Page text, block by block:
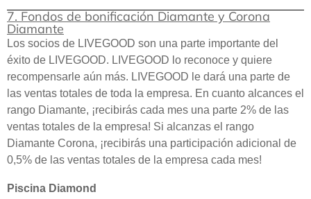
7. Fondos de bonificación Diamante y Corona
Diamante
Los socios de LIVEGOOD son una parte importante del
éxito de LIVEGOOD. LIVEGOOD lo reconoce y quiere
recompensarle aún más. LIVEGOOD le dará una parte de
las ventas totales de toda la empresa. En cuanto alcances el
rango Diamante, ¡recibirás cada mes una parte 2% de las
ventas totales de la empresa! Si alcanzas el rango
Diamante Corona, ¡recibirás una participación adicional de
0,5% de las ventas totales de la empresa cada mes!
Piscina Diamond